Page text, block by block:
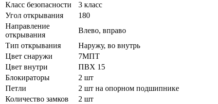
Класс безопасности
3 класс
Угол открывания
180
Направление
открывания
Влево, вправо
Тип открывания
Наружу, во внутрь
Цвет снаружи
7МПТ
Цвет внутри
ПВХ 15
Блокираторы
2 шт
Петли
2 шт на опорном подшипнике
Количество замков
2 шт